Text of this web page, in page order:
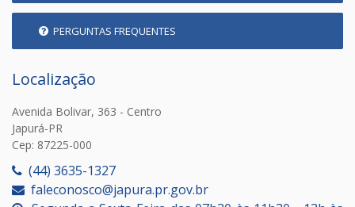
PERGUNTAS FREQUENTES
Localização
Avenida Bolivar, 363 - Centro
Japurá-PR
Cep: 87225-000
(44) 3635-1327
faleconosco@japura.pr.gov.br